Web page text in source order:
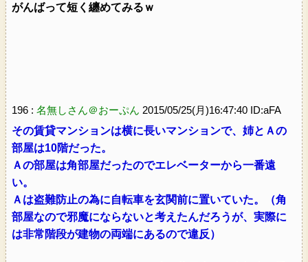
がんばって短く纏めてみるｗ
196 : 名無しさん＠おーぷん 2015/05/25(月)16:47:40 ID:aFA
その賃貸マンションは横に長いマンションで、姉とＡの
部屋は10階だった。
Ａの部屋は角部屋だったのでエレベーターから一番遠
い。
Ａは盗難防止の為に自転車を玄関前に置いていた。（角
部屋なので邪魔にならないと考えたんだろうが、実際に
は非常階段が建物の両端にあるので違反）